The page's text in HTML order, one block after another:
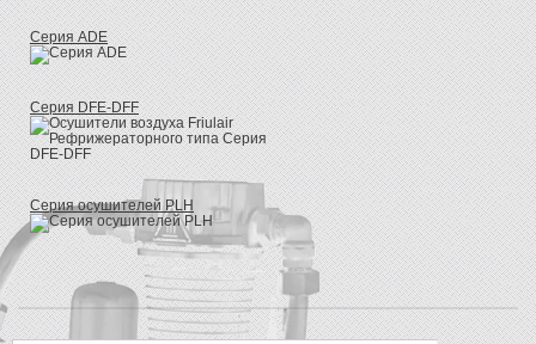
Серия ADE
Серия DFE-DFF
Серия осушителей PLH